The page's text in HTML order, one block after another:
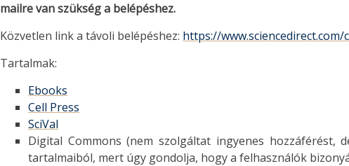
mailre van szükség a belépéshez.
Közvetlen link a távoli belépéshez: https://
Tartalmak:
Ebooks
Cell Press
SciVal
Digital Commons (nem szolgáltat ingyenes hozzáférést,
tartalmaiból, mert úgy gondolja, hogy a felhasználók